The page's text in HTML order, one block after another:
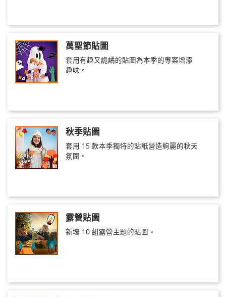
萬聖節貼圖
套用有趣又詭譎的貼圖為本季的專案增添
趣味。
秋季貼圖
套用 15 款本季獨特的貼紙營造絢麗的秋天
氛圍。
露營貼圖
新增 10 組露營主題的貼圖。